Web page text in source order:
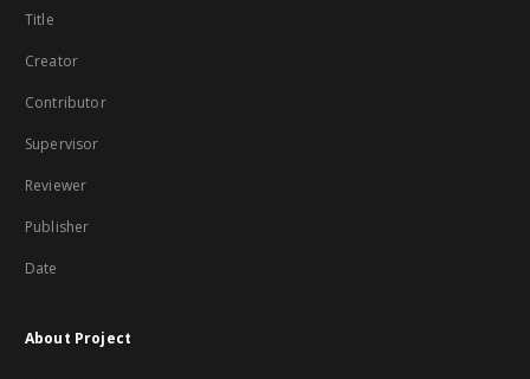
Title
Creator
Contributor
Supervisor
Reviewer
Publisher
Date
About Project